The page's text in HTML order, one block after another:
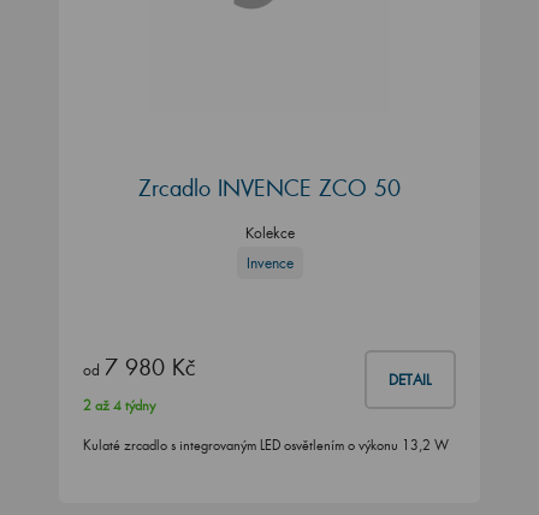
Zrcadlo INVENCE ZCO 50
Kolekce
Invence
od 7 980 Kč DETAIL
2 až 4 týdny
Kulaté zrcadlo s integrovaným LED osvětlením o výkonu 13,2 W